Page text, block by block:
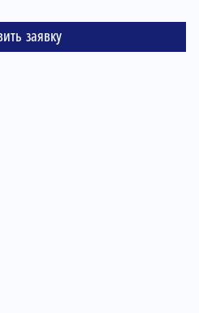
заявку